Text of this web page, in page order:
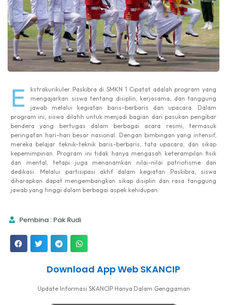
E
kstrakurikuler Paskibra di SMKN 1 Cipatat adalah program yang
mengajarkan siswa tentang disiplin, kerjasama, dan tanggung
jawab melalui kegiatan baris-berbaris dan upacara. Dalam
program ini, siswa dilatih untuk menjadi bagian dari pasukan pengibar
bendera yang bertugas dalam berbagai acara resmi, termasuk
peringatan hari-hari besar nasional. Dengan bimbingan yang intensif,
mereka belajar teknik-teknik baris-berbaris, tata upacara, dan sikap
kepemimpinan. Program ini tidak hanya mengasah keterampilan fisik
dan mental, tetapi juga menanamkan nilai-nilai patriotisme dan
dedikasi. Melalui partisipasi aktif dalam kegiatan Paskibra, siswa
diharapkan dapat mengembangkan sikap disiplin dan rasa tanggung
jawab yang tinggi dalam berbagai aspek kehidupan.
Pembina : Pak Rudi
Download App Web SKANCIP
Update Informasi SKANCIP Hanya Dalam Genggaman